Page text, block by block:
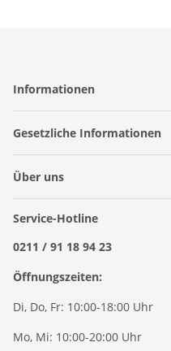
Informationen
Gesetzliche Informationen
Über uns
Service-Hotline
0211 / 91 18 94 23
Öffnungszeiten:
Di, Do, Fr: 10:00-18:00 Uhr
Mo, Mi: 10:00-20:00 Uhr